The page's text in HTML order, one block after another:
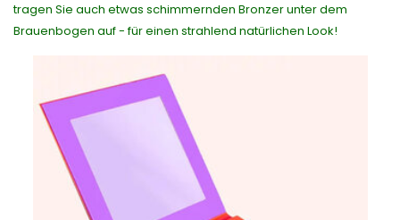
tragen Sie auch etwas schimmernden Bronzer unter dem
Brauenbogen auf - für einen strahlend natürlichen Look!